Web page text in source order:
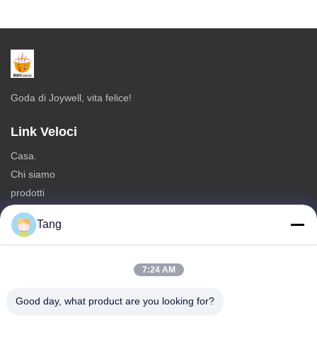
Goda di Joywell, vita felice!
Link Veloci
Casa.
Chi siamo
prodotti
Contattaci
Categorie
Spuntino della fava
Tang
7:24 AM
Good day, what product are you looking for?